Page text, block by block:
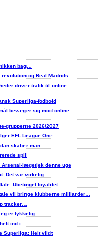
bag…
og Real Madrids…
driver trafik til online
Superliga-fodbold
bevæger sig mod online
grupperne 2026/2027
EFL League One…
skaber man…
spil
Arsenal-lægetjek denne uge
Det var virkelig…
Ubetinget loyalitet
vil bringe klubberne milliarder…
tracker…
er lykkelig…
ind i…
Superliga: Helt vildt